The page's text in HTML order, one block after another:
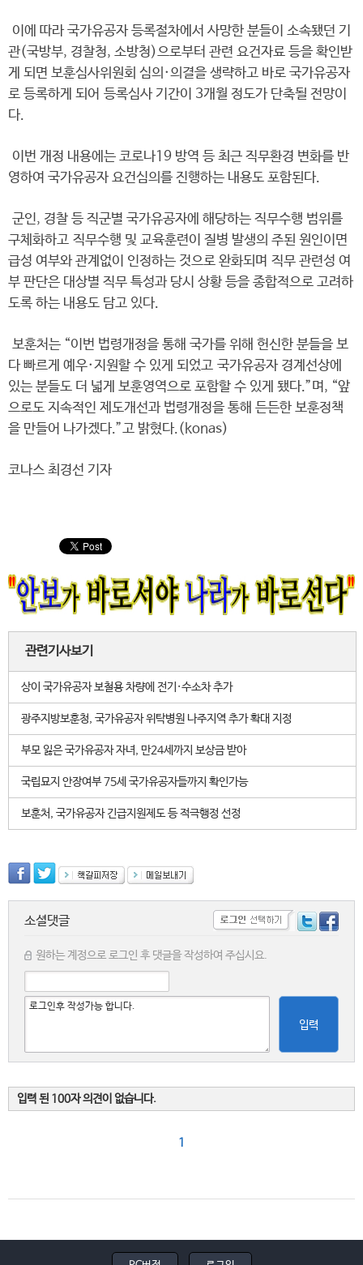
이에 따라 국가유공자 등록절차에서 사망한 분들이 소속됐던 기
관(국방부, 경찰청, 소방청)으로부터 관련 요건자료 등을 확인받
게 되면 보훈심사위원회 심의·의결을 생략하고 바로 국가유공자
로 등록하게 되어 등록심사 기간이 3개월 정도가 단축될 전망이
다.
이번 개정 내용에는 코로나19 방역 등 최근 직무환경 변화를 반
영하여 국가유공자 요건심의를 진행하는 내용도 포함된다.
군인, 경찰 등 직군별 국가유공자에 해당하는 직무수행 범위를
구체화하고 직무수행 및 교육훈련이 질병 발생의 주된 원인이면
급성 여부와 관계없이 인정하는 것으로 완화되며 직무 관련성 여
부 판단은 대상별 직무 특성과 당시 상황 등을 종합적으로 고려하
도록 하는 내용도 담고 있다.
보훈처는 “이번 법령개정을 통해 국가를 위해 헌신한 분들을 보
다 빠르게 예우·지원할 수 있게 되었고 국가유공자 경계선상에
있는 분들도 더 넓게 보훈영역으로 포함할 수 있게 됐다.”며, “앞
으로도 지속적인 제도개선과 법령개정을 통해 든든한 보훈정책
을 만들어 나가겠다.”고 밝혔다.(konas)
코나스 최경선 기자
관련기사보기
상이 국가유공자 보철용 차량에 전기·수소차 추가
광주지방보훈청, 국가유공자 위탁병원 나주지역 추가 확대 지정
부모 잃은 국가유공자 자녀, 만24세까지 보상금 받아
국립묘지 안장여부 75세 국가유공자들까지 확인가능
보훈처, 국가유공자 긴급지원제도 등 적극행정 선정
소셜댓글
원하는 계정으로 로그인 후 댓글을 작성하여 주십시요.
입력
입력 된 100자 의견이 없습니다.
1